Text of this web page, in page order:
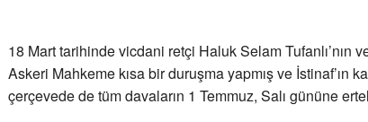
18 Mart tarihinde vicdani retçi Haluk Selam Tufanlı’nın
Askeri Mahkeme kısa bir duruşma yapmış ve İstinaf’ın
çerçevede de tüm davaların 1 Temmuz, Salı gününe